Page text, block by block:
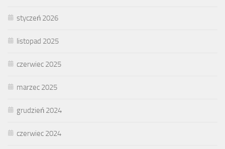
styczeń 2026
listopad 2025
czerwiec 2025
marzec 2025
grudzień 2024
czerwiec 2024